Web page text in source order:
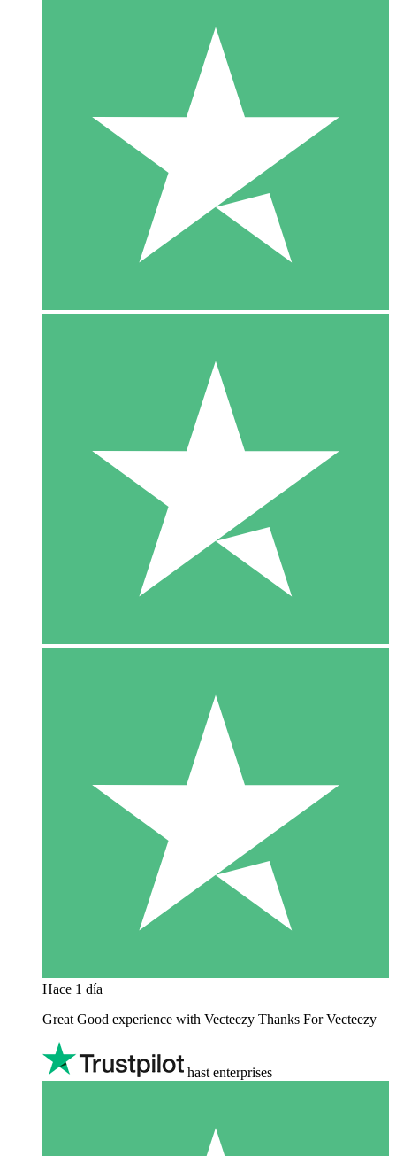
Hace 1 día
Great Good experience with Vecteezy Thanks For Vecteezy
hast enterprises